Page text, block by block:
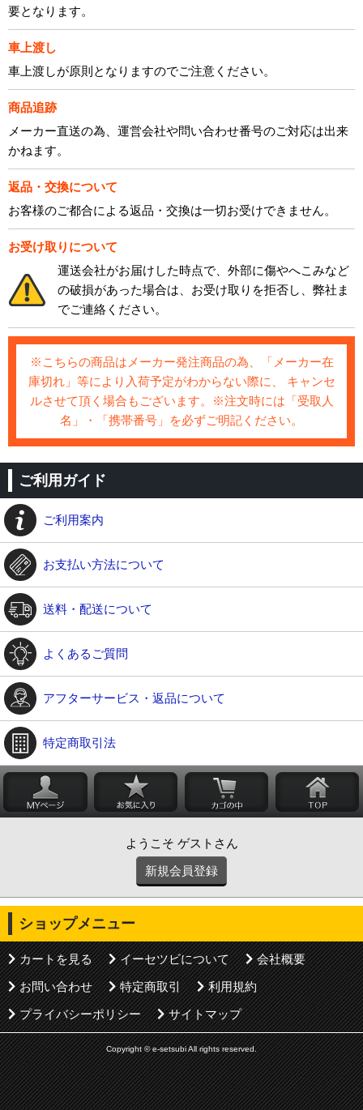
要となります。
車上渡し
車上渡しが原則となりますのでご注意ください。
商品追跡
メーカー直送の為、運営会社や問い合わせ番号のご対応は出来
かねます。
返品・交換について
お客様のご都合による返品・交換は一切お受けできません。
お受け取りについて
運送会社がお届けした時点で、外部に傷やへこみなど
の破損があった場合は、お受け取りを拒否し、弊社ま
でご連絡ください。
※こちらの商品はメーカー発注商品の為、「メーカー在
庫切れ」等により入荷予定がわからない際に、 キャンセ
ルさせて頂く場合もございます。※注文時には「受取人
名」・「携帯番号」を必ずご明記ください。
ご利用ガイド
ご利用案内
お支払い方法について
送料・配送について
よくあるご質問
アフターサービス・返品について
特定商取引法
ようこそ ゲストさん
新規会員登録
ショップメニュー
カートを見る イーセツビについて
会社概要
お問い合わせ
特定商取引
利用規約
プライバシーポリシー
サイトマップ
Copyright © e-setsubi All rights reserved.